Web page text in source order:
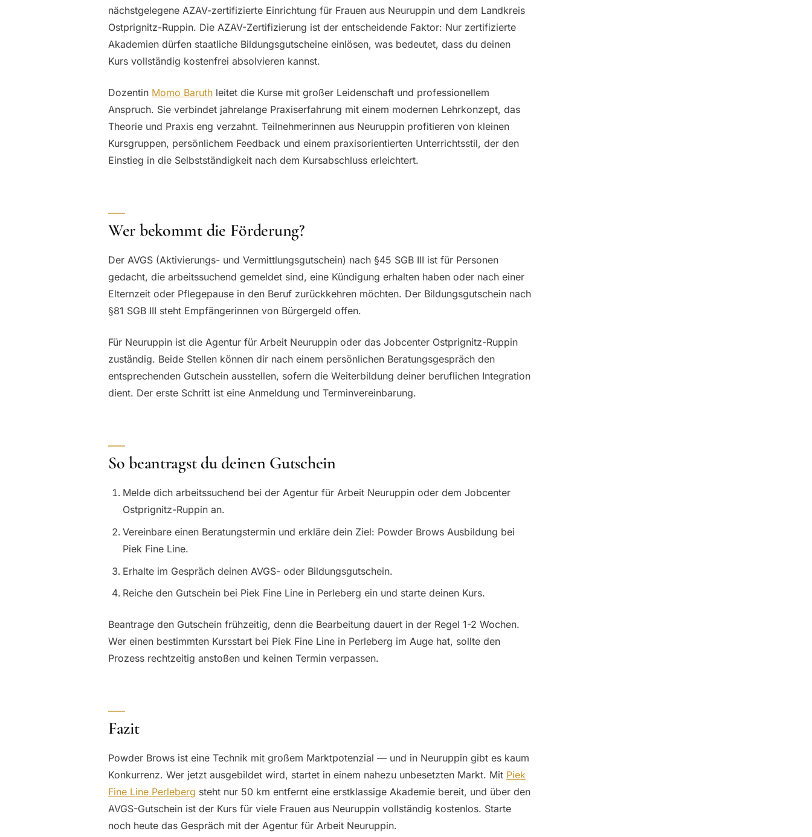
nächstgelegene AZAV-zertifizierte Einrichtung für Frauen aus Neuruppin und dem Landkreis
Ostprignitz-Ruppin. Die AZAV-Zertifizierung ist der entscheidende Faktor: Nur zertifizierte
Akademien dürfen staatliche Bildungsgutscheine einlösen, was bedeutet, dass du deinen
Kurs vollständig kostenfrei absolvieren kannst.
Dozentin Momo Baruth leitet die Kurse mit großer Leidenschaft und professionellem
Anspruch. Sie verbindet jahrelange Praxiserfahrung mit einem modernen Lehrkonzept, das
Theorie und Praxis eng verzahnt. Teilnehmerinnen aus Neuruppin profitieren von kleinen
Kursgruppen, persönlichem Feedback und einem praxisorientierten Unterrichtsstil, der den
Einstieg in die Selbstständigkeit nach dem Kursabschluss erleichtert.
Wer bekommt die Förderung?
Der AVGS (Aktivierungs- und Vermittlungsgutschein) nach §45 SGB III ist für Personen
gedacht, die arbeitssuchend gemeldet sind, eine Kündigung erhalten haben oder nach einer
Elternzeit oder Pflegepause in den Beruf zurückkehren möchten. Der Bildungsgutschein nach
§81 SGB III steht Empfängerinnen von Bürgergeld offen.
Für Neuruppin ist die Agentur für Arbeit Neuruppin oder das Jobcenter Ostprignitz-Ruppin
zuständig. Beide Stellen können dir nach einem persönlichen Beratungsgespräch den
entsprechenden Gutschein ausstellen, sofern die Weiterbildung deiner beruflichen Integration
dient. Der erste Schritt ist eine Anmeldung und Terminvereinbarung.
So beantragst du deinen Gutschein
Melde dich arbeitssuchend bei der Agentur für Arbeit Neuruppin oder dem Jobcenter
Ostprignitz-Ruppin an.
Vereinbare einen Beratungstermin und erkläre dein Ziel: Powder Brows Ausbildung bei
Piek Fine Line.
Erhalte im Gespräch deinen AVGS- oder Bildungsgutschein.
Reiche den Gutschein bei Piek Fine Line in Perleberg ein und starte deinen Kurs.
Beantrage den Gutschein frühzeitig, denn die Bearbeitung dauert in der Regel 1-2 Wochen.
Wer einen bestimmten Kursstart bei Piek Fine Line in Perleberg im Auge hat, sollte den
Prozess rechtzeitig anstoßen und keinen Termin verpassen.
Fazit
Powder Brows ist eine Technik mit großem Marktpotenzial — und in Neuruppin gibt es kaum
Konkurrenz. Wer jetzt ausgebildet wird, startet in einem nahezu unbesetzten Markt. Mit Piek
Fine Line Perleberg steht nur 50 km entfernt eine erstklassige Akademie bereit, und über den
AVGS-Gutschein ist der Kurs für viele Frauen aus Neuruppin vollständig kostenlos. Starte
noch heute das Gespräch mit der Agentur für Arbeit Neuruppin.